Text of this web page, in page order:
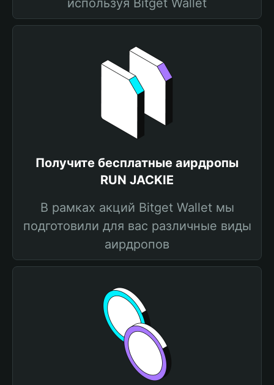
используя Bitget Wallet
Получите бесплатные аирдропы
RUN JACKIE
В рамках акций Bitget Wallet мы
подготовили для вас различные виды
аирдропов